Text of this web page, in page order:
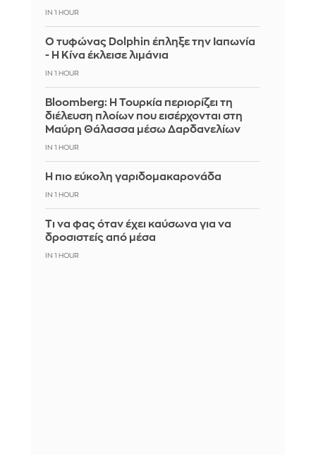
IN 1 HOUR
Ο τυφώνας Dolphin έπληξε την Ιαπωνία
- Η Κίνα έκλεισε λιμάνια
IN 1 HOUR
Bloomberg: Η Τουρκία περιορίζει τη
διέλευση πλοίων που εισέρχονται στη
Μαύρη Θάλασσα μέσω Δαρδανελίων
IN 1 HOUR
Η πιο εύκολη γαριδομακαρονάδα
IN 1 HOUR
Τι να φας όταν έχει καύσωνα για να
δροσιστείς από μέσα
IN 1 HOUR